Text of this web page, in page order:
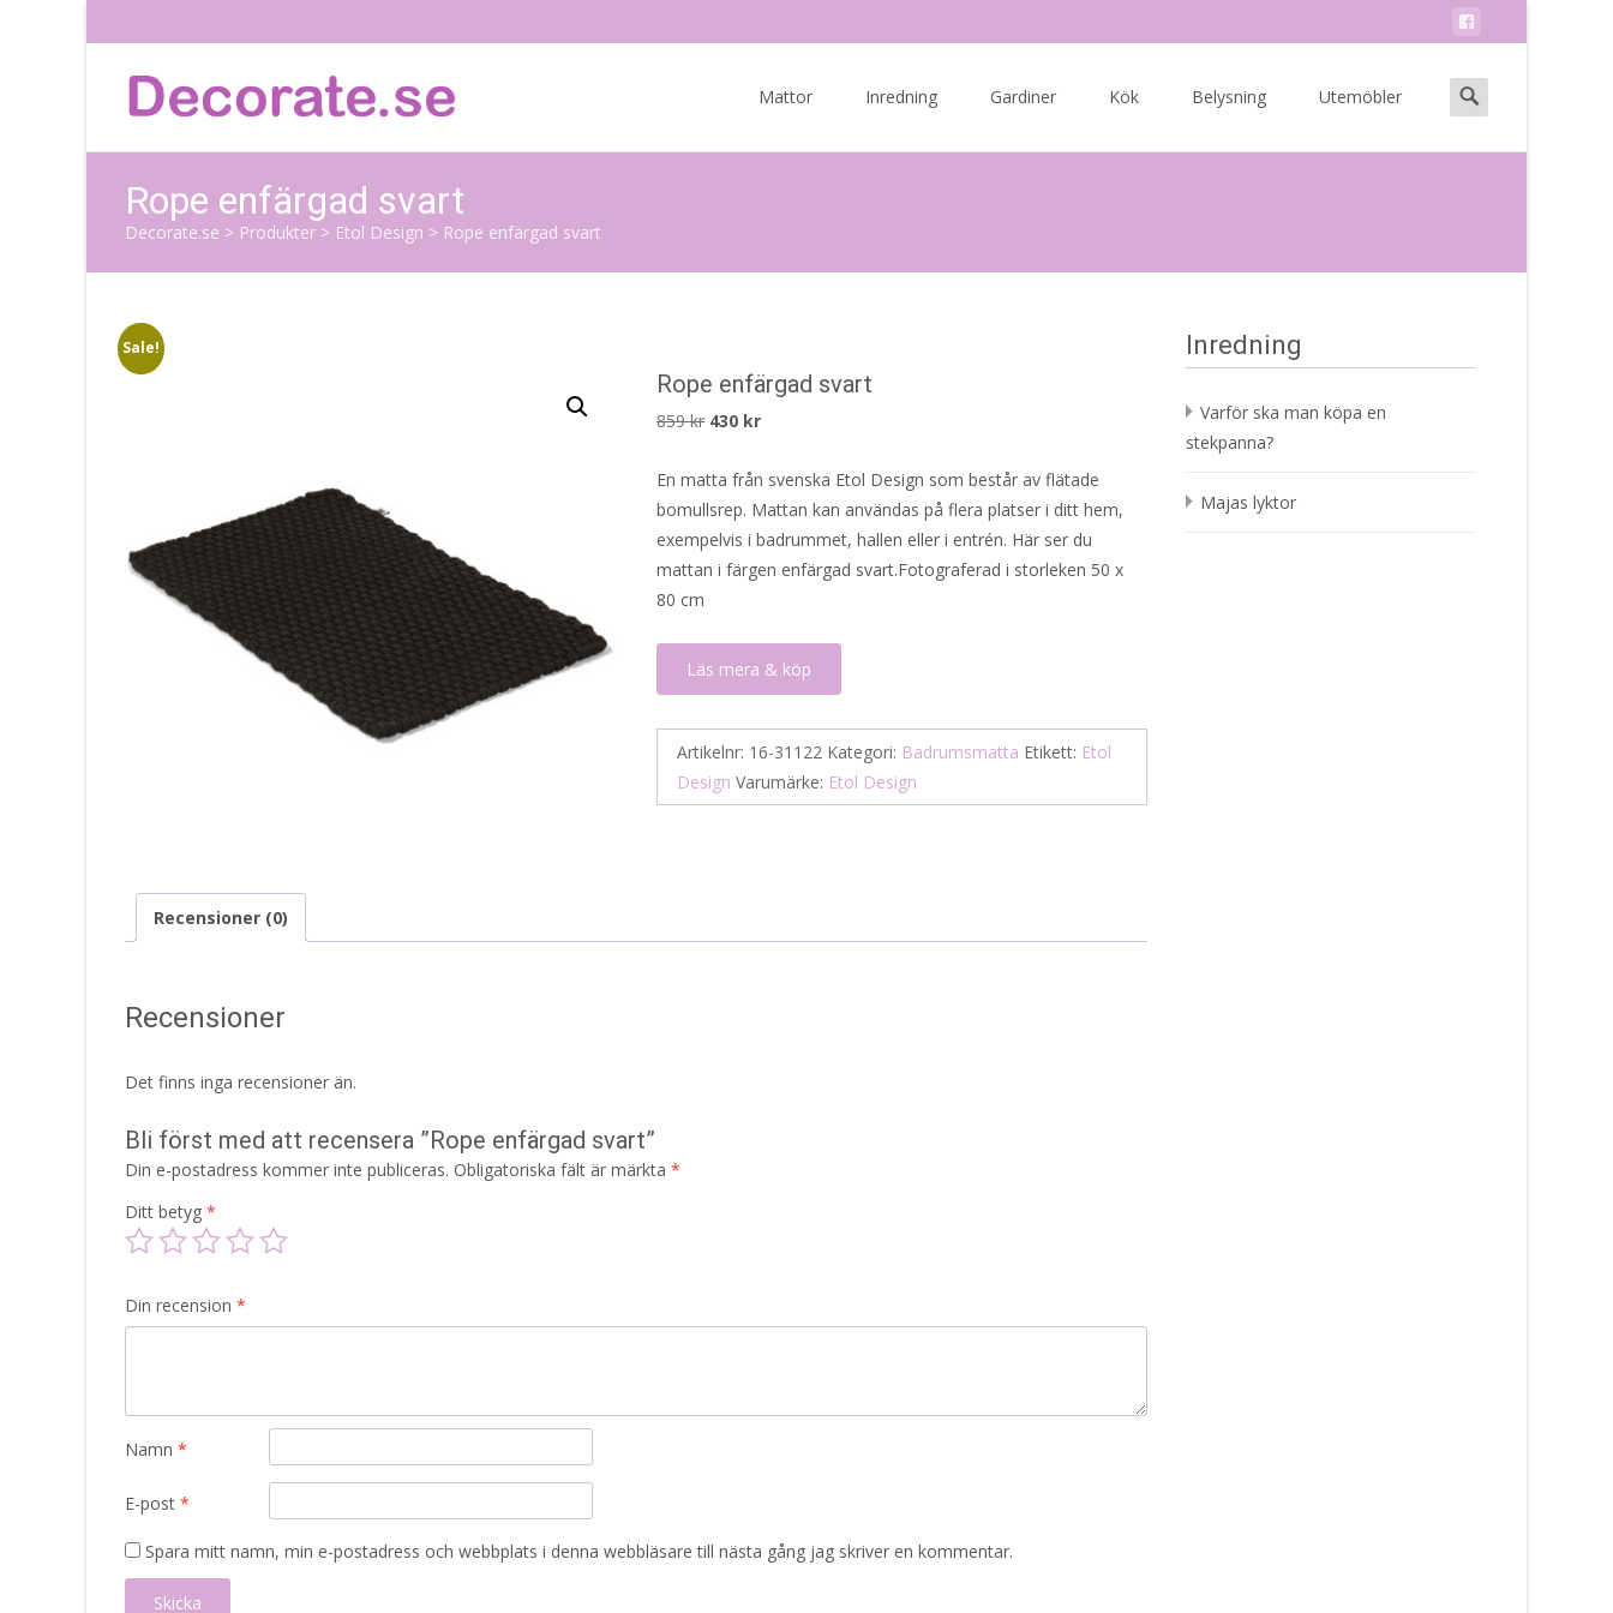
Mattor Inredning Gardiner Kök Belysning Utemöbler
Search
for:
Rope enfärgad svart
Decorate.se > Produkter > Etol Design > Rope enfärgad svart
Sale!
Rope enfärgad svart
859kr Det
priset
var:
859 kr.
430 krDet
priset
är:
430 kr.
En matta från svenska Etol Design som består av flätade
bomullsrep. Mattan kan användas på flera platser i ditt hem,
exempelvis i badrummet, hallen eller i entrén. Här ser du
mattan i färgen enfärgad svart.Fotograferad i storleken 50 x
80 cm
Läs mera & köp
Artikelnr: 16-31122 Kategori: Badrumsmatta Etikett: Etol
Design Varumärke: Etol Design
Recensioner (0)
Recensioner
Det finns inga recensioner än.
Bli först med att recensera ”Rope enfärgad svart”
Din e-postadress kommer inte publiceras. Obligatoriska fält är märkta *
Ditt betyg *
Din recension *
Namn *
E-post *
Spara mitt namn, min e-postadress och webbplats i denna webbläsare till nästa gång jag skriver en kommentar.
Inredning
Varför ska man köpa en
stekpanna?
Majas lyktor